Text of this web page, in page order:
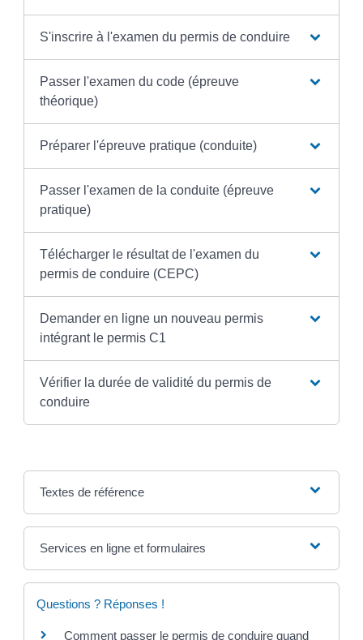
S'inscrire à l'examen du permis de conduire
Passer l'examen du code (épreuve
théorique)
Préparer l'épreuve pratique (conduite)
Passer l'examen de la conduite (épreuve
pratique)
Télécharger le résultat de l'examen du
permis de conduire (CEPC)
Demander en ligne un nouveau permis
intégrant le permis C1
Vérifier la durée de validité du permis de
conduire
Textes de référence
Services en ligne et formulaires
Questions ? Réponses !
Comment passer le permis de conduire quand